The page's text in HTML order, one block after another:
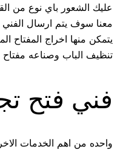
عليك الشعور باي نوع من
معنا سوف يتم ارسال
يتمكن منها اخراج المفتاح
تنظيف الباب وصناعه مفتاح
فني فتح
واحده من اهم الخدمات